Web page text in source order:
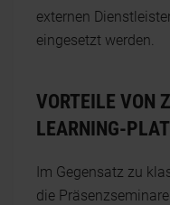
externen
eingesetzt werden.
VORTEILE VON
LEARNING-
Im Gegensatz zu
die